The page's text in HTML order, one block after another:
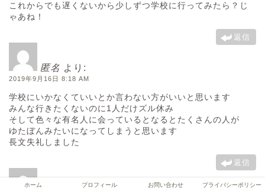
これからでも遅くないから少しずつ学校に行ってみたら？じ
ゃあね！
返信
匿名 より:
2019年9月16日 8:18 AM
学校にいかなくていいとか言わない方がいいと思います
みんな行きたくないのに1人だけズル休み
そして色々な有名人に会っているとなるとたくさんの人が
ゆたぼんみたいになってしまうと思います
長文失礼しました
返信
ホーム プロフィール お問い合わせ プライバシーポリシー